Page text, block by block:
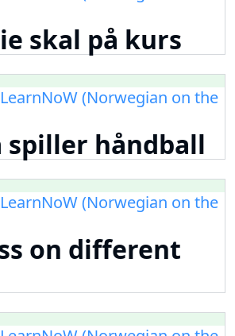
skal på kurs
(Norwegian on the
spiller håndball
(Norwegian on the
on different